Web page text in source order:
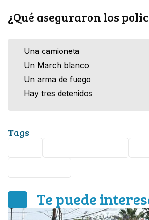
¿Qué aseguraron los
Una camioneta
Un March blanco
Un arma de fuego
Hay tres detenidos
Tags
Te puede